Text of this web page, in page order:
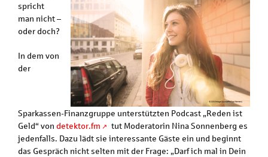
spricht
man nicht –
oder doch?
In dem von
der
Sparkassen-Finanzgruppe unterstützten Podcast „Reden ist
Geld“ von detektor.fm
tut Moderatorin Nina Sonnenberg es
jedenfalls. Dazu lädt sie interessante Gäste ein und beginnt
das Gespräch nicht selten mit der Frage: „Darf ich mal in Dein